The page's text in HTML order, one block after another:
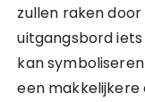
zullen raken
uitgangsbord
kan
een makkelijkere